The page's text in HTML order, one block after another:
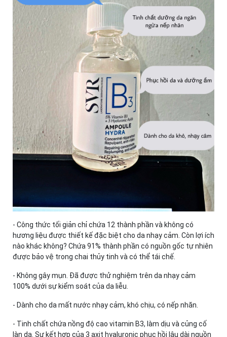
- Công thức tối giản chỉ chứa 12 thành phần và không có
hương liệu được thiết kế đặc biệt cho da nhạy cảm. Còn lợi ích
nào khác không? Chứa 91% thành phần có nguồn gốc tự nhiên
được bảo vệ trong chai thủy tinh và có thể tái chế.
- Không gây mụn. Đã được thử nghiệm trên da nhạy cảm
100% dưới sự kiểm soát của da liễu.
- Dành cho da mất nước nhạy cảm, khó chịu, có nếp nhăn.
- Tinh chất chứa nồng độ cao vitamin B3, làm dịu và củng cố
làn da. Sự kết hợp của 3 axit hyaluronic phục hồi lâu dài nguồn